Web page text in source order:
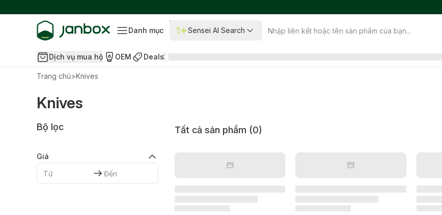
Danh mục Sensei AI Search
Dịch vụ mua hộ OEM Deals
Trang chủ>Knives
Knives
Bộ lọc
Giá
Tất cả sản phẩm (0)